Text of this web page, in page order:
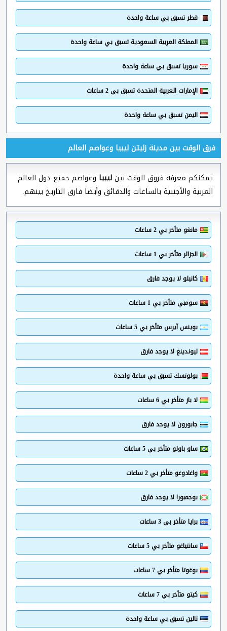
قطر تسبق بي ساعة واحدة
المملكة العربية السعودية تسبق بي ساعة واحدة
سوريا تسبق بي ساعة واحدة
الإمارات العربية المتحدة تسبق بي 2 ساعات
اليمن تسبق بي ساعة واحدة
فرق الوقت بين مدينة زليتن ليبيا وعواصم العالم
يمكنكم معرفة فروق الوقت بينليبيا وعواصم جميع دول العالم
العربية والأجنبية بالساعات والدقائق وأيضا فارق التاريخ بينهم.
مانغو متأخر بي 2 ساعات
الجزائر متأخر بي 1 ساعات
كانيلو لا يوجد فارق
سومبي متأخر بي 1 ساعات
بوينس آيرس متأخر بي 5 ساعات
ليوندينغ لا يوجد فارق
بولوتسك تسبق بي ساعة واحدة
لا باز متأخر بي 6 ساعات
جابورون لا يوجد فارق
ساو باولو متأخر بي 5 ساعات
واغادوغو متأخر بي 2 ساعات
بوجمبورا لا يوجد فارق
برايا متأخر بي 3 ساعات
سانتياغو متأخر بي 5 ساعات
بوغوتا متأخر بي 7 ساعات
كيتو متأخر بي 7 ساعات
تالين تسبق بي ساعة واحدة